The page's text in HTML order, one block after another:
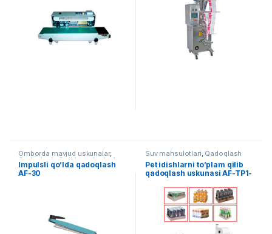
Omborda mavjud uskunalar,
Qadoqlash Qo'lda qadoqlash
Impulsli qo’lda qadoqlash
AF-30
Suv mahsulotlari, Qadoqlash
Pet idishlarni to’plam qilib
qadoqlash uskunasi AF-TP1-